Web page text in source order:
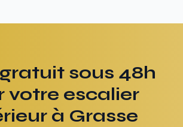
sous 48h
votre escalier
à Grasse